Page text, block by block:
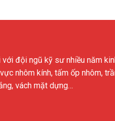
với đội ngũ kỹ sư nhiều năm
nhôm kính, tấm ốp nhôm,
vách mặt dựng…